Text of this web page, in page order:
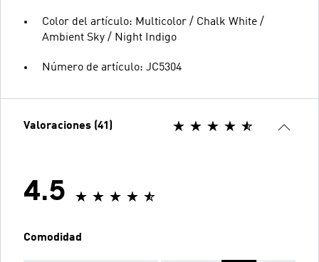
Color del artículo: Multicolor / Chalk White /
Ambient Sky / Night Indigo
Número de artículo: JC5304
Valoraciones (41)
4.5
Comodidad